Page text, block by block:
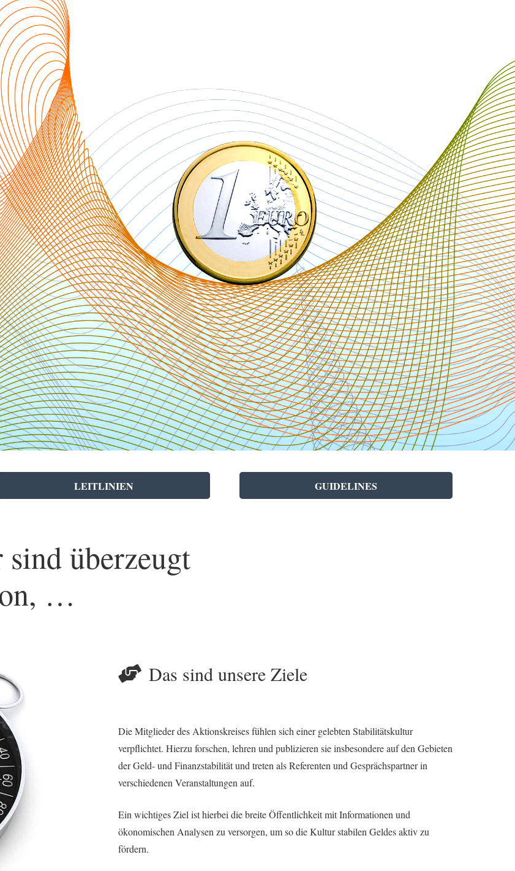
LEITLINIEN GUIDELINES
überzeugt
…
Das sind unsere Ziele
Die Mitglieder des Aktionskreises fühlen sich einer gelebten Stabilitätskultur
verpflichtet. Hierzu forschen, lehren und publizieren sie insbesondere auf den Gebieten
der Geld- und Finanzstabilität und treten als Referenten und Gesprächspartner in
verschiedenen Veranstaltungen auf.
Ein wichtiges Ziel ist hierbei die breite Öffentlichkeit mit Informationen und
ökonomischen Analysen zu versorgen, um so die Kultur stabilen Geldes aktiv zu
fördern.